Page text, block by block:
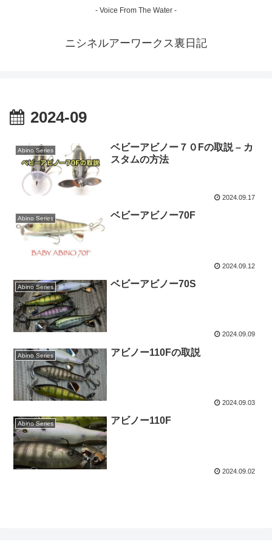
- Voice From The Water -
ニシネルアーワークス裏日記
2024-09
Abino Series
ベビーアビノー７０Fの取説 – カ
スタムの方法
2024.09.17
Abino Series ベビーアビノー70F
2024.09.12
Abino Series ベビーアビノー70S
2024.09.09
Abino Series アビノー110Fの取説
2024.09.03
Abino Series アビノー110F
2024.09.02